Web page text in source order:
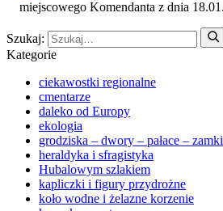
Szukaj:
Kategorie
ciekawostki regionalne
cmentarze
daleko od Europy
ekologia
grodziska – dwory – pałace – zamki
heraldyka i sfragistyka
Hubalowym szlakiem
kapliczki i figury przydrożne
koło wodne i żelazne korzenie